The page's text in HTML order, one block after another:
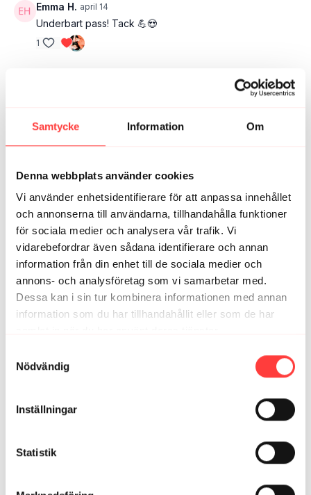
Samtycke Information Om
Denna webbplats använder cookies
Vi använder enhetsidentifierare för att anpassa innehållet
och annonserna till användarna, tillhandahålla funktioner
för sociala medier och analysera vår trafik. Vi
vidarebefordrar även sådana identifierare och annan
information från din enhet till de sociala medier och
annons- och analysföretag som vi samarbetar med.
Dessa kan i sin tur kombinera informationen med annan
information som du har tillhandahållit eller som de har
Nödvändig
Inställningar
Statistik
Emma H. april 14
Underbart pass! Tack 💪😍
1
Härligt pass för hela kroppen. Det tackar vi för
Jag älskar detta passet, så skön genomkörning av hela
kroppen och ändå ganska studsigt med bra
konditionsträning! Är så nöjd resten av dagen när jag
har tränat med er. Jag kombinerar era pass med mat
från Svarta Lådan och min kropp börjar kännas så stark
och smidig för första gången på flera år!!! Underbart
Karin L.
Rivstartade Lördagen med detta🤩 Älskar denna typ av